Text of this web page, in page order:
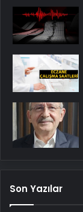
Son Yazılar